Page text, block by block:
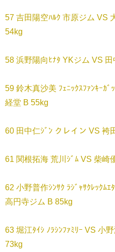
57 吉田陽空ﾊﾙｸ 市原ジム VS
54kg
58 浜野陽向ﾋﾅﾀ YKジム VS
59 鈴木真沙美 ﾌｪﾆｯｸｽﾌｧﾝｷｰｶ
経堂 B 55kg
60 田中仁ｼﾞﾝ クレイン VS 袴
61 関根拓海 荒川ｼﾞﾑ VS 柴崎
62 小野普作ｼﾝｻｸ ﾗｼﾞｬｻｸﾚｯｸﾑ
高円寺ジム B 85kg
63 堀江ﾀｲｼ ﾉﾗｼﾝﾌｧﾐﾘｰ VS 小
73kg